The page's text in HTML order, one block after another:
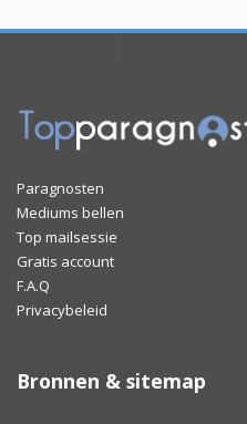
Paragnosten
Mediums bellen
Top mailsessie
Gratis account
F.A.Q
Privacybeleid
Bronnen & sitemap